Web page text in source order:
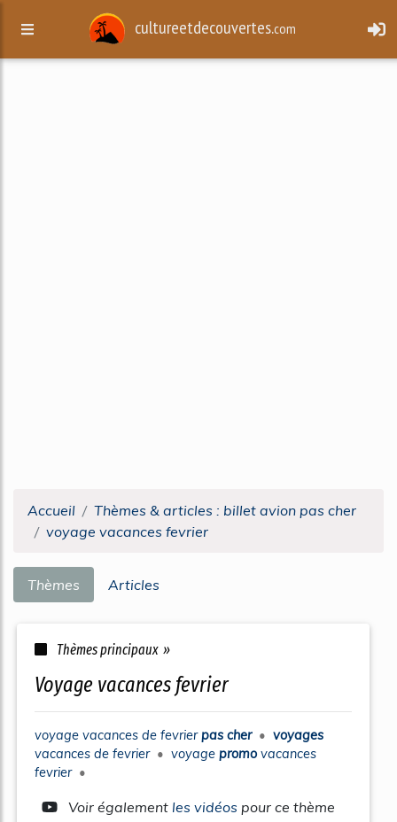
cultureetdecouvertes.com
Accueil
Thèmes & articles : billet avion pas cher
voyage vacances fevrier
Thèmes Articles
Thèmes principaux »
voyage vacances fevrier
voyage vacances de fevrierpas cher • voyages
vacances de fevrier • voyage promovacances
fevrier •
Voir également les vidéos pour ce thème